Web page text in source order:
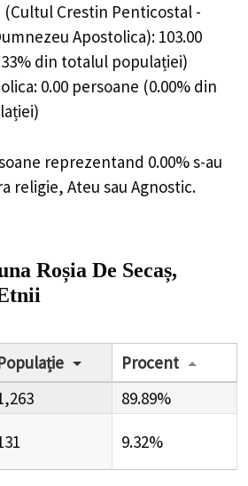
(Cultul Crestin Penticostal -
Apostolica): 103.00
din totalul populației)
0.00 persoane (0.00% din
reprezentand 0.00% s-au
religie, Ateu sau Agnostic.
Roșia De Secaș,
Procent
89.89%
9.32%